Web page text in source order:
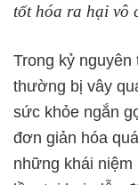
tốt hóa ra hại vô
Trong kỷ nguyên
thường bị vây
sức khỏe ngắn
đơn giản hóa
những khái